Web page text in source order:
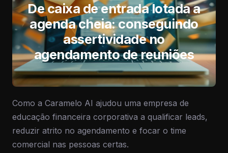
De caixa de entrada lotada a
agenda cheia: conseguindo
assertividade no
agendamento de reuniões
Como a Caramelo AI ajudou uma empresa de
educação financeira corporativa a qualificar leads,
reduzir atrito no agendamento e focar o time
comercial nas pessoas certas.